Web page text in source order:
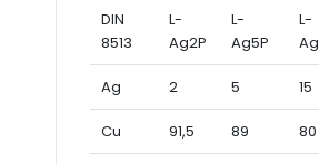
DIN
8513
L-
Ag2P
L-
Ag5P
L-
Ag 2 5 15
Cu 91,5 89 80